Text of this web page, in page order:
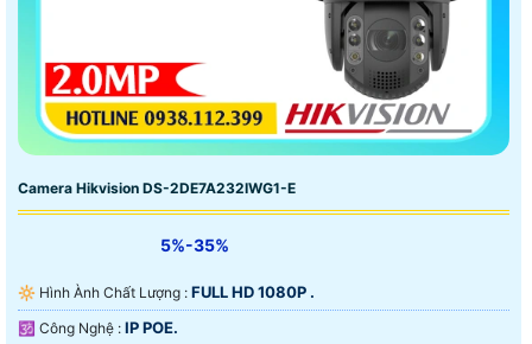
Camera Hikvision DS-2DE7A232IWG1-E
5%-35%
🔆 Hình Ành Chất Lượng : FULL HD 1080P .
🕉️ Công Nghệ : IP POE.